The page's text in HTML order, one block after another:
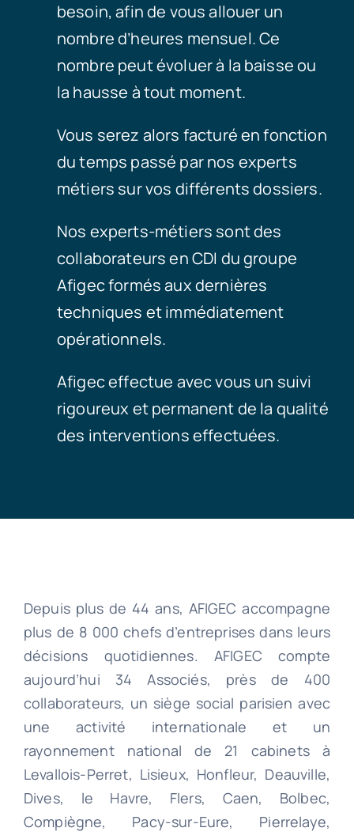
besoin, afin de vous allouer un
nombre d’heures mensuel. Ce
nombre peut évoluer à la baisse ou
la hausse à tout moment.
Vous serez alors facturé en fonction
du temps passé par nos experts
métiers sur vos différents dossiers.
Nos experts-métiers sont des
collaborateurs en CDI du groupe
Afigec formés aux dernières
techniques et immédiatement
opérationnels.
Afigec effectue avec vous un suivi
rigoureux et permanent de la qualité
des interventions effectuées.
Depuis plus de 44 ans, AFIGEC accompagne
plus de 8 000 chefs d’entreprises dans leurs
décisions quotidiennes. AFIGEC compte
aujourd’hui 34 Associés, près de 400
collaborateurs, un siège social parisien avec
une activité internationale et un
rayonnement national de 21 cabinets à
Levallois-Perret, Lisieux, Honfleur, Deauville,
Dives, le Havre, Flers, Caen, Bolbec,
Compiègne, Pacy-sur-Eure, Pierrelaye,